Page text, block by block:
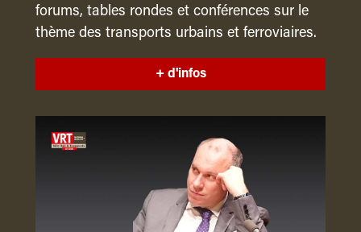
forums, tables rondes et conférences sur le
thème des transports urbains et ferroviaires.
+ d'infos